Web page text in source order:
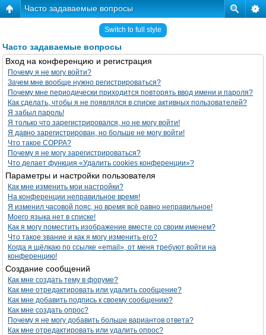
Часто задаваемые вопросы
Switch to full style
Часто задаваемые вопросы
Вход на конференцию и регистрация
Почему я не могу войти?
Зачем мне вообще нужно регистрироваться?
Почему мне периодически приходится повторять ввод имени и пароля?
Как сделать, чтобы я не появлялся в списке активных пользователей?
Я забыл пароль!
Я только что зарегистрировался, но не могу войти!
Я давно зарегистрирован, но больше не могу войти!
Что такое COPPA?
Почему я не могу зарегистрироваться?
Что делает функция «Удалить cookies конференции»?
Параметры и настройки пользователя
Как мне изменить мои настройки?
На конференции неправильное время!
Я изменил часовой пояс, но время всё равно неправильное!
Моего языка нет в списке!
Как я могу поместить изображение вместе со своим именем?
Что такое звание и как я могу изменить его?
Когда я щёлкаю по ссылке «email», от меня требуют войти на
конференцию!
Создание сообщений
Как мне создать тему в форуме?
Как мне отредактировать или удалить сообщение?
Как мне добавить подпись к своему сообщению?
Как мне создать опрос?
Почему я не могу добавить больше вариантов ответа?
Как мне отредактировать или удалить опрос?